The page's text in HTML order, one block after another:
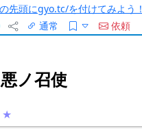
先頭にgyo.tc/を付けてみよう！
通常
依頼